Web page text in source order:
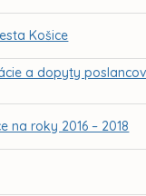
Košice
a dopyty
na roky 2016 – 2018